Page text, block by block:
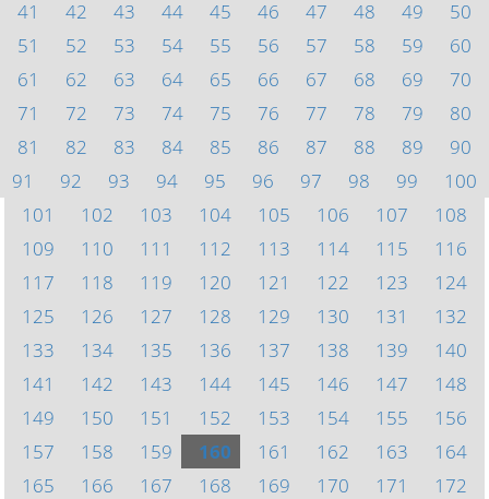
41
42 43 44 45 46 47 48 49
50
51
52 53 54 55 56 57 58 59
60
61
62 63 64 65 66 67 68 69
70
71
72 73 74 75 76 77 78 79
80
81
82 83 84 85 86 87 88 89
90
91
92 93 94 95 96 97 98 99
100
101
102 103 104 105 106 107
108
109
110 111 112 113 114 115
116
117
118 119 120 121 122 123
124
125
126 127 128 129 130 131
132
133
134 135 136 137 138 139
140
141
142 143 144 145 146 147
148
149
150 151 152 153 154 155
156
157
158 159 160 161 162 163
164
165
166 167 168 169 170 171
172